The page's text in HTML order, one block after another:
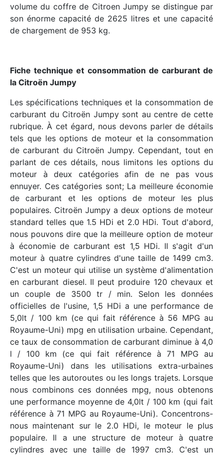
volume du coffre de Citroen Jumpy se distingue par
son énorme capacité de 2625 litres et une capacité
de chargement de 953 kg.
Fiche technique et consommation de carburant de
la Citroën Jumpy
Les spécifications techniques et la consommation de
carburant du Citroën Jumpy sont au centre de cette
rubrique. À cet égard, nous devons parler de détails
tels que les options de moteur et la consommation
de carburant du Citroën Jumpy. Cependant, tout en
parlant de ces détails, nous limitons les options du
moteur à deux catégories afin de ne pas vous
ennuyer. Ces catégories sont; La meilleure économie
de carburant et les options de moteur les plus
populaires. Citroën Jumpy a deux options de moteur
standard telles que 1.5 HDi et 2.0 HDi. Tout d'abord,
nous pouvons dire que la meilleure option de moteur
à économie de carburant est 1,5 HDi. Il s'agit d'un
moteur à quatre cylindres d'une taille de 1499 cm3.
C'est un moteur qui utilise un système d'alimentation
en carburant diesel. Il peut produire 120 chevaux et
un couple de 3500 tr / min. Selon les données
officielles de l'usine, 1,5 HDi a une performance de
5,0lt / 100 km (ce qui fait référence à 56 MPG au
Royaume-Uni) mpg en utilisation urbaine. Cependant,
ce taux de consommation de carburant diminue à 4,0
l / 100 km (ce qui fait référence à 71 MPG au
Royaume-Uni) dans les utilisations extra-urbaines
telles que les autoroutes ou les longs trajets. Lorsque
nous combinons ces données mpg, nous obtenons
une performance moyenne de 4,0lt / 100 km (qui fait
référence à 71 MPG au Royaume-Uni). Concentrons-
nous maintenant sur le 2.0 HDi, le moteur le plus
populaire. Il a une structure de moteur à quatre
cylindres avec une taille de 1997 cm3. C'est un